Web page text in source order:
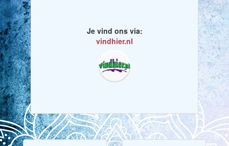
Je vind ons via:
vindhier.nl